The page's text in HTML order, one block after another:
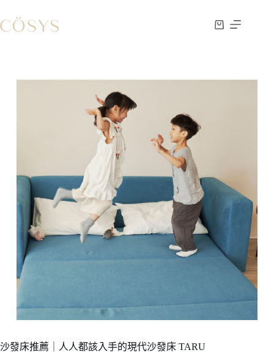
至
購
沙發床推薦｜人人都該入手的現代沙發床 TARU